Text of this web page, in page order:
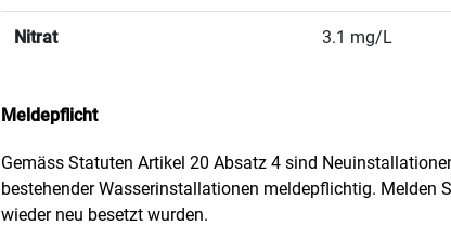
Nitrat 3.1 mg/L
Meldepflicht
Gemäss Statuten Artikel 20 Absatz 4 sind
bestehender Wasserinstallationen meldepflichtig. Melden
wieder neu besetzt wurden.